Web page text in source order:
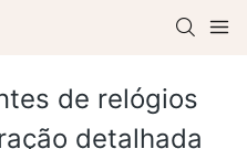
de relógios
detalhada